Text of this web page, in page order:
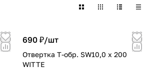
690 ₽/шт
Отвертка T-обр. SW10,0 x 200
WITTE